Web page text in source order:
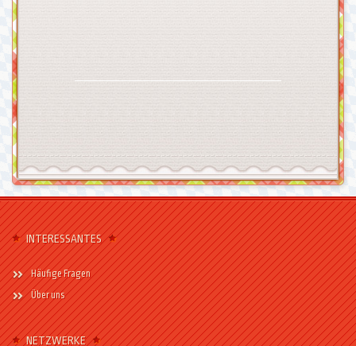
INTERESSANTES
Häufige Fragen
Über uns
NETZWERKE